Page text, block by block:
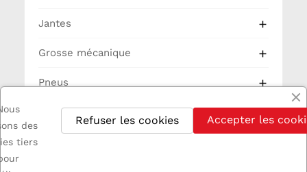
Jantes 
Grosse mécanique 
Pneus 
Partie Cycle
des
tiers
Accepter les
Refuser les cookies